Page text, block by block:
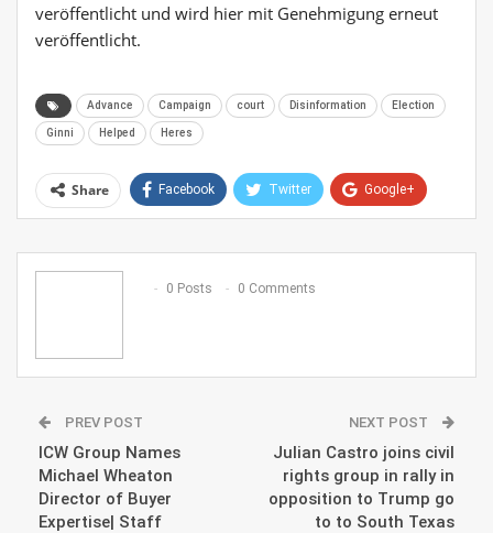
veröffentlicht und wird hier mit Genehmigung erneut
veröffentlicht.
Advance Campaign court Disinformation Election
Ginni Helped Heres
Share Facebook Twitter Google+
Email
0 Posts
0 Comments
PREV POST
ICW Group Names
Michael Wheaton
Director of Buyer
Expertise| Staff
NEXT POST
Julian Castro joins civil
rights group in rally in
opposition to Trump go
to to South Texas